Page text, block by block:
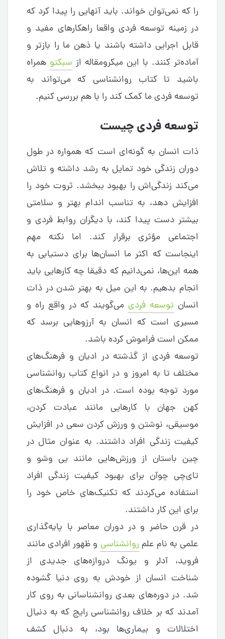
را که نمی‌توان خواند. باید آنهایی را پیدا کرد که
در زمینه توسعه فردی واقعا راهکارهای مفید و
قابل اجرایی داشته باشند یا ذهن ما را بازتر و
آماده‌تر کنند. با این میکرومقاله از سبکتو همراه
باشید تا کتاب روانشناسی که می‌تواند به
توسعه فردی ما کمک کند را با هم بررسی کنیم.
توسعه فردی چیست
ذات انسان به گونه‌ای است که همواره در طول
دوران زندگی خود تمایل به رشد داشته و تلاش
می‌کند زندگی‌اش را بهبود ببخشد. ثروت خود را
افزایش دهد، به تناسب اندام بهتر و سلامتی
بیشتر دست پیدا کند، با دیگران روابط فردی و
اجتماعی مؤثری برقرار کند. اما نکته مهم
اینجاست که اکثر ما انسان‌ها برای دستیابی به
همه این‌ها، نمی‌دانیم که دقیقا چه کارهایی باید
انجام بدهیم. به این میل به بهتر شدن در ذات
انسان توسعه فردی می‌گویند که در واقع راه و
مسیری است که انسان به آرزوهایی برسد که
ممکن است فراموش کرده باشد.
توسعه فردی از گذشته در ادیان و فرهنگ‌های
مختلف تا به امروز و در انواع کتاب روانشناسی
مورد توجه بوده است. در ادیان و فرهنگ‌های
کهن جهان با کارهایی مانند عبادت کردن،
موسیقی، نوشتن و ورزش کردن سعی در افزایش
کیفیت زندگی افراد داشتند. به عنوان مثال در
چین باستان از ورزش‌هایی مانند یی وشو و
تای‌چی چوآن برای بهبود کیفیت زندگی افراد
استفاده می‌کردند که تکنیک‌های خاص خود را
برای این کار داشتند.
در قرن حاضر و در دوران معاصر با پایه‌گذاری
علمی به نام علم روانشناسی و ظهور افرادی مانند
فروید، آدلر و یونگ دروازه‌های جدیدی از
شناخت انسان از خودش به روی دنیا گشوده
شد. در دوره‌های بعدی روانشناسانی به روی کار
آمدند که بر خلاف روانشناسی رایج که به دنیال
اختلالات و بیماری‌ها بود، به دنبال کشف